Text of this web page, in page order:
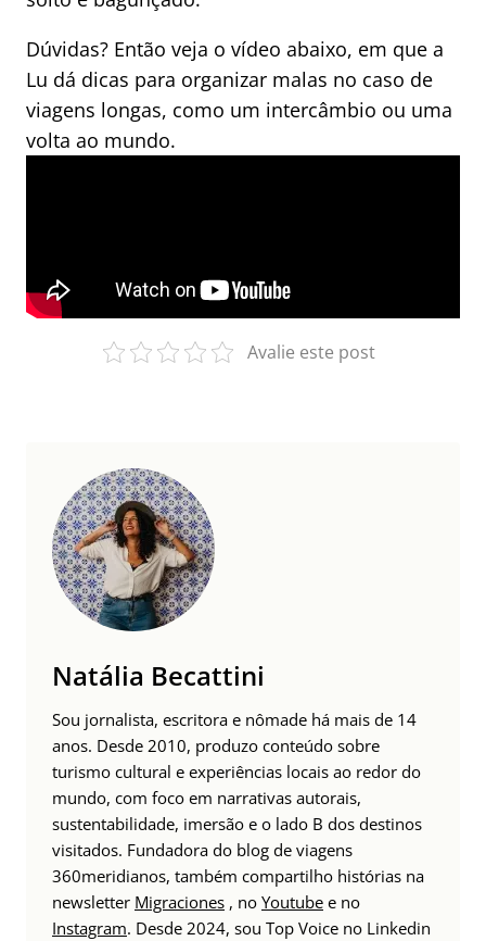
Dúvidas? Então veja o vídeo abaixo, em que a
Lu dá dicas para organizar malas no caso de
viagens longas, como um intercâmbio ou uma
volta ao mundo.
Avalie este post
Natália Becattini
Sou jornalista, escritora e nômade há mais de 14
anos. Desde 2010, produzo conteúdo sobre
turismo cultural e experiências locais ao redor do
mundo, com foco em narrativas autorais,
sustentabilidade, imersão e o lado B dos destinos
visitados. Fundadora do blog de viagens
360meridianos, também compartilho histórias na
newsletter Migraciones , no Youtube e no
Instagram. Desde 2024, sou Top Voice no Linkedin